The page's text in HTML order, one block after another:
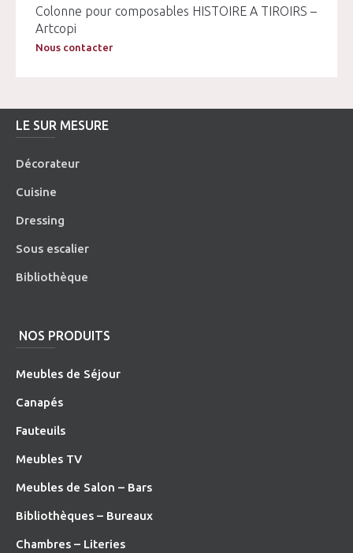
Colonne pour composables HISTOIRE A TIROIRS –
Artcopi
Nous contacter
LE SUR MESURE
Décorateur
Cuisine
Dressing
Sous escalier
Bibliothèque
NOS PRODUITS
Meubles de Séjour
Canapés
Fauteuils
Meubles TV
Meubles de Salon – Bars
Bibliothèques – Bureaux
Chambres – Literies